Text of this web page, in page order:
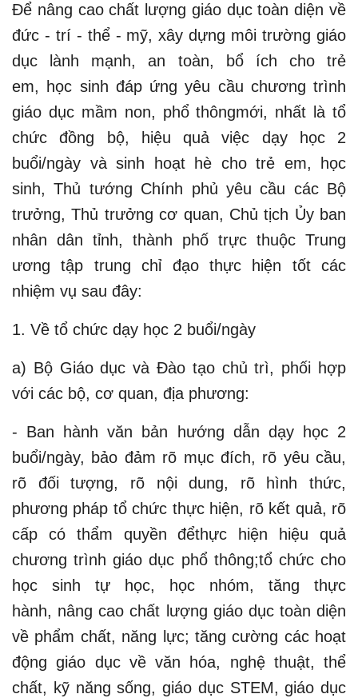
Để nâng cao chất lượng giáo dục toàn diện về
đức - trí - thể - mỹ, xây dựng môi trường giáo
dục lành mạnh, an toàn, bổ ích cho trẻ
em, học sinh đáp ứng yêu cầu chương trình
giáo dục mầm non, phổ thôngmới, nhất là tổ
chức đồng bộ, hiệu quả việc dạy học 2
buổi/ngày và sinh hoạt hè cho trẻ em, học
sinh, Thủ tướng Chính phủ yêu cầu các Bộ
trưởng, Thủ trưởng cơ quan, Chủ tịch Ủy ban
nhân dân tỉnh, thành phố trực thuộc Trung
ương tập trung chỉ đạo thực hiện tốt các
nhiệm vụ sau đây:
1. Về tổ chức dạy học 2 buổi/ngày
a) Bộ Giáo dục và Đào tạo chủ trì, phối hợp
với các bộ, cơ quan, địa phương:
- Ban hành văn bản hướng dẫn dạy học 2
buổi/ngày, bảo đảm rõ mục đích, rõ yêu cầu,
rõ đối tượng, rõ nội dung, rõ hình thức,
phương pháp tổ chức thực hiện, rõ kết quả, rõ
cấp có thẩm quyền đểthực hiện hiệu quả
chương trình giáo dục phổ thông;tổ chức cho
học sinh tự học, học nhóm, tăng thực
hành, nâng cao chất lượng giáo dục toàn diện
về phẩm chất, năng lực; tăng cường các hoạt
động giáo dục về văn hóa, nghệ thuật, thể
chất, kỹ năng sống, giáo dục STEM, giáo dục